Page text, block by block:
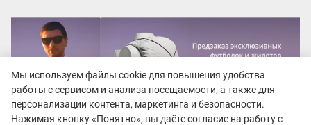
Мы используем файлы cookie для повышения удобства
работы с сервисом и анализа посещаемости, а также для
персонализации контента, маркетинга и безопасности.
Нажимая кнопку «Понятно», вы даёте согласие на работу с